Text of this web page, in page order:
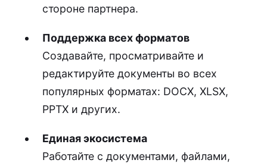
стороне партнера.
Поддержка всех форматов
Создавайте, просматривайте и
редактируйте документы во всех
популярных форматах: DOCX, XLSX,
PPTX и других.
Единая экосистема
Работайте с документами, файлами,